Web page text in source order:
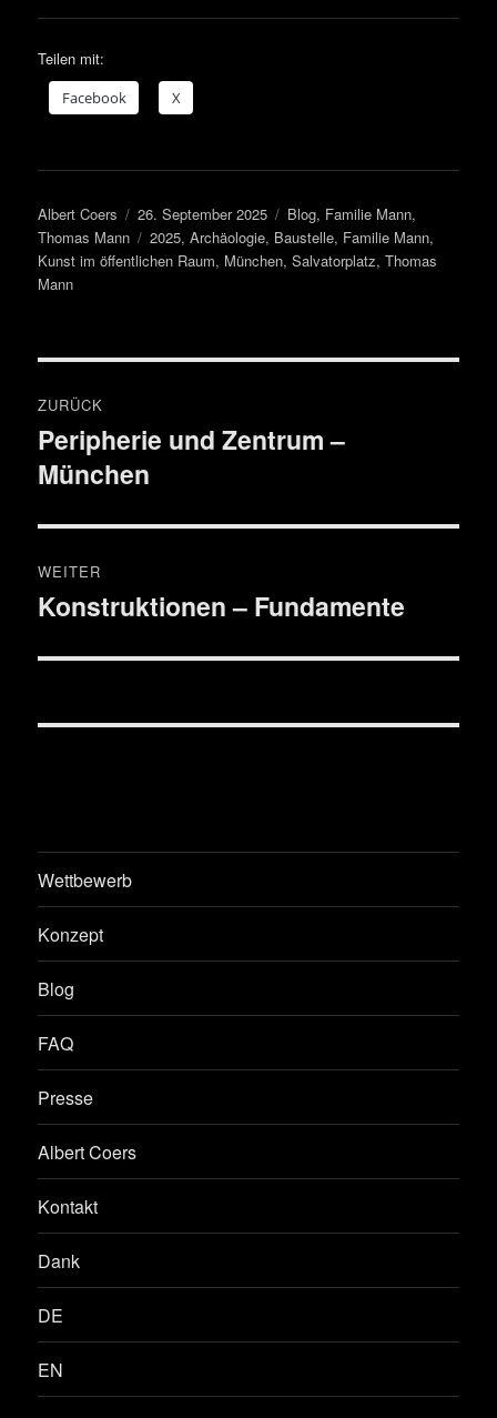
Teilen mit:
Face­book X
Autor
Albert Coers
Veröffentlicht
am
26. September 2025 Kategorien
Blog, Familie Mann,
Thomas Mann
Schlagwörter
2025,Archäologie, Baustelle, Familie Mann,
Kunst im öffentlichen Raum, München,Salvatorplatz,Thomas
Mann
ZURÜCK
Vorheriger
Beitrag:
Peripherie und Zentrum –
München
WEITER
Nächster
Konstruktionen – Fundamente
Wettbewerb
Konzept
Blog
FAQ
Presse
Albert Coers
Kontakt
Dank
DE
EN